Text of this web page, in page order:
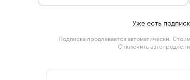
Уже есть
Подписка продлевается автоматически.
Отключить